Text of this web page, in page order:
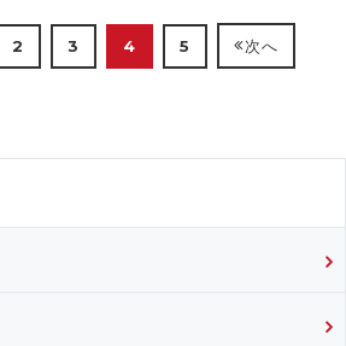
2 3 4 5 次へ